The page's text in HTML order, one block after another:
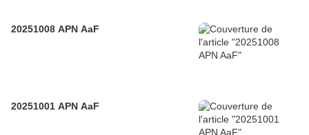
20251008 APN AaF
20251001 APN AaF